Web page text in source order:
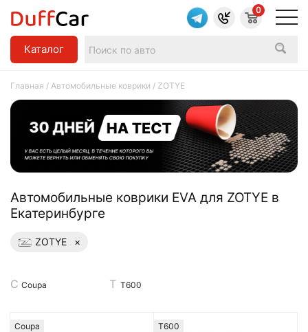
Каталог
0
Главная / Автомобильные коврики / ZOTYE
Aвтомобильные коврики EVA для ZOTYE в
Екатеринбурге
ZOTYE ×
Coupa T600
Coupa T600